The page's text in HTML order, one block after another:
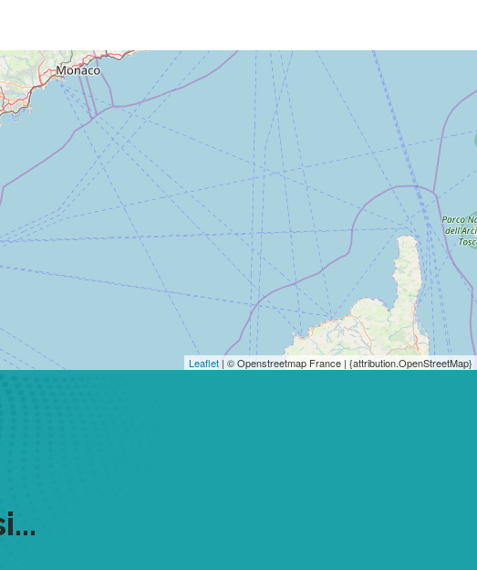
Leaflet | © Openstreetmap France | {attribution.OpenStreetMap}